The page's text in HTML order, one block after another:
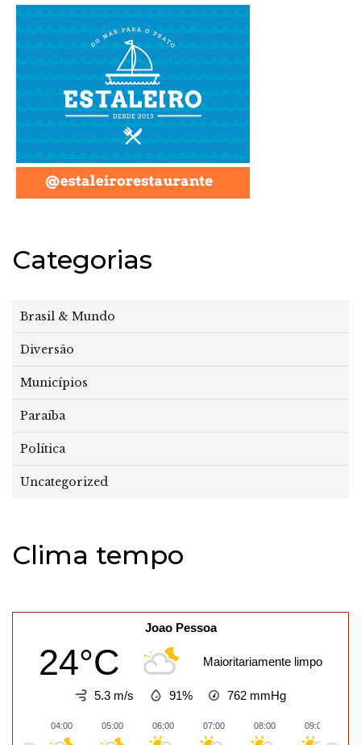
Categorias
Brasil & Mundo
Diversão
Municípios
Paraíba
Política
Uncategorized
Clima tempo
Joao Pessoa
24°C Maioritariamente limpo
5.3 m/s 91% 762 mmHg
04:00 05:00 06:00 07:00 08:00 09:00